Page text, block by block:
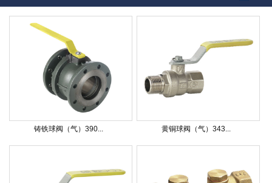
铸铁球阀（气）390... 黄铜球阀（气）343...